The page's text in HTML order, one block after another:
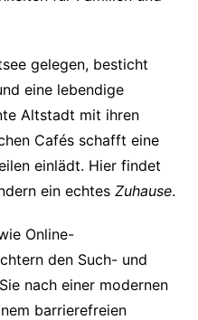
gelegen, besticht
eine lebendige
Altstadt mit ihren
Cafés schafft eine
einlädt. Hier findet
ein echtes Zuhause.
Online-
den Such- und
nach einer modernen
barrierefreien